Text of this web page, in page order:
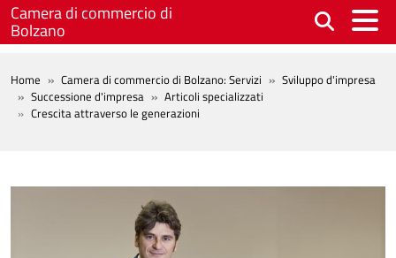
Salta al contenuto principale
Camera di commercio di
Bolzano
BREADCRUMB
Home Camera di commercio di Bolzano: Servizi
Sviluppo d'impresa
Successione d'impresa
Articoli specializzati
Crescita attraverso le generazioni